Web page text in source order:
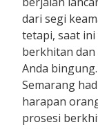
dari segi
tetapi, saat
berkhitan
Anda
Semarang
harapan
prosesi